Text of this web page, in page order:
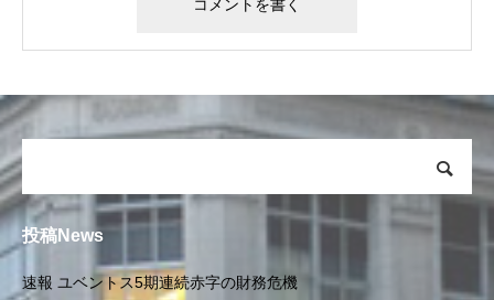
投稿News
速報 ユベントス5期連続赤字の財務危機